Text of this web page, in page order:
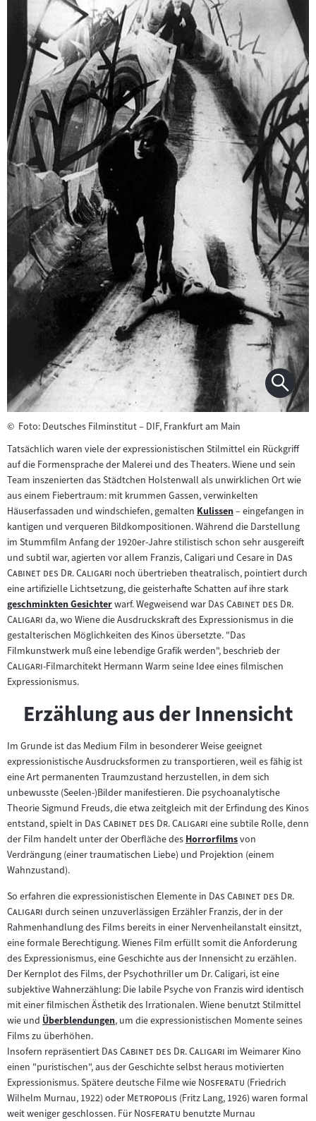
© Foto: Deutsches Filminstitut – DIF, Frankfurt am Main
Tatsächlich waren viele der expressionistischen Stilmittel ein Rückgriff
auf die Formensprache der Malerei und des Theaters. Wiene und sein
Team inszenierten das Städtchen Holstenwall als unwirklichen Ort wie
aus einem Fiebertraum: mit krummen Gassen, verwinkelten
Häuserfassaden und windschiefen, gemalten Zum
Inhalt:
Kulissen– eingefangen in
kantigen und verqueren Bildkompositionen. Während die Darstellung
im Stummfilm Anfang der 1920er-Jahre stilistisch schon sehr ausgereift
und subtil war, agierten vor allem Franzis, Caligari und Cesare in "Das
Cabinet des Dr. Caligari "noch übertrieben theatralisch, pointiert durch
eine artifizielle Lichtsetzung, die geisterhafte Schatten auf ihre stark
Zum
Inhalt:
geschminkten Gesichterwarf. Wegweisend war "Das Cabinet des Dr.
Caligari "da, wo Wiene die Ausdruckskraft des Expressionismus in die
gestalterischen Möglichkeiten des Kinos übersetzte. "Das
Filmkunstwerk muß eine lebendige Grafik werden", beschrieb der"
Caligari"-Filmarchitekt Hermann Warm seine Idee eines filmischen
Expressionismus.
Erzählung aus der Innensicht
Im Grunde ist das Medium Film in besonderer Weise geeignet
expressionistische Ausdrucksformen zu transportieren, weil es fähig ist
eine Art permanenten Traumzustand herzustellen, in dem sich
unbewusste (Seelen-)Bilder manifestieren. Die psychoanalytische
Theorie Sigmund Freuds, die etwa zeitgleich mit der Erfindung des Kinos
entstand, spielt in "Das Cabinet des Dr. Caligari "eine subtile Rolle, denn
der Film handelt unter der Oberfläche desZum
Inhalt:
Horrorfilmsvon
Verdrängung (einer traumatischen Liebe) und Projektion (einem
Wahnzustand).
So erfahren die expressionistischen Elemente in "Das Cabinet des Dr.
Caligari "durch seinen unzuverlässigen Erzähler Franzis, der in der
Rahmenhandlung des Films bereits in einer Nervenheilanstalt einsitzt,
eine formale Berechtigung. Wienes Film erfüllt somit die Anforderung
des Expressionismus, eine Geschichte aus der Innensicht zu erzählen.
Der Kernplot des Films, der Psychothriller um Dr. Caligari, ist eine
subjektive Wahnerzählung: Die labile Psyche von Franzis wird identisch
mit einer filmischen Ästhetik des Irrationalen. Wiene benutzt Stilmittel
wie und Zum
Inhalt:
Überblendungen, um die expressionistischen Momente seines
Films zu überhöhen.
Insofern repräsentiert "Das Cabinet des Dr. Caligari "im Weimarer Kino
einen "puristischen", aus der Geschichte selbst heraus motivierten
Expressionismus. Spätere deutsche Filme wie "Nosferatu "(Friedrich
Wilhelm Murnau, 1922) oder "Metropolis "(Fritz Lang, 1926) waren formal
weit weniger geschlossen. Für "Nosferatu "benutzte Murnau